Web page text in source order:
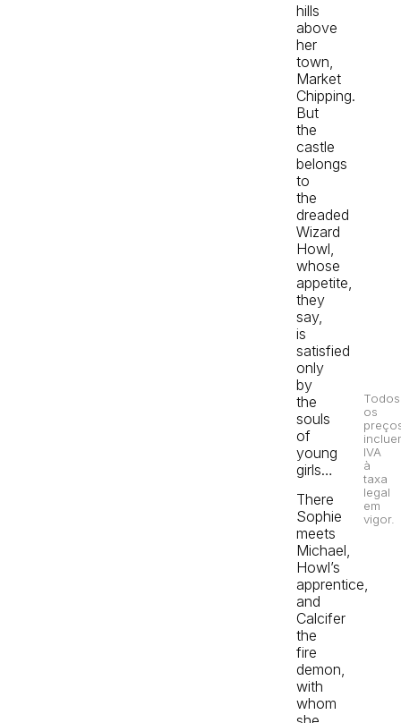
hills
above
her
town,
Market
Chipping.
But
the
castle
belongs
to
the
dreaded
Wizard
Howl,
whose
appetite,
they
say,
is
satisfied
only
by
the
souls
of
young
girls…
There
Sophie
meets
Michael,
Howl’s
apprentice,
and
Calcifer
the
fire
demon,
with
whom
Todos
os
IVA
à
taxa
legal
em
vigor.